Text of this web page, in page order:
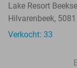
Lake Resort
Hilvarenbeek,
Verkocht: 33